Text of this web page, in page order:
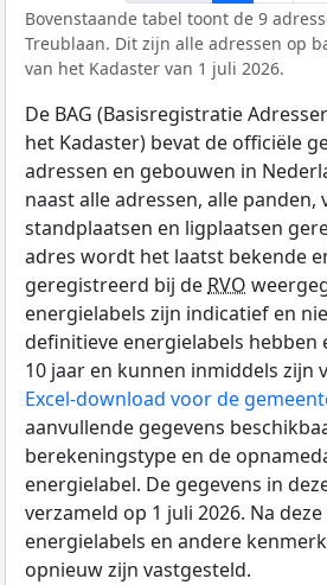
Bovenstaande tabel toont de 9
Treublaan. Dit zijn alle adressen op
van het Kadaster van 1 juli 2026.
De BAG (Basisregistratie
het Kadaster) bevat de officiële
adressen en gebouwen in
naast alle adressen, alle
standplaatsen en ligplaatsen
adres wordt het laatst bekende
geregistreerd bij de RVO
energielabels zijn indicatief en
definitieve energielabels hebben
10 jaar en kunnen inmiddels zijn
Excel-download voor de
aanvullende gegevens
berekeningstype en de
energielabel. De gegevens in
verzameld op 1 juli 2026. Na
energielabels en andere
opnieuw zijn vastgesteld.